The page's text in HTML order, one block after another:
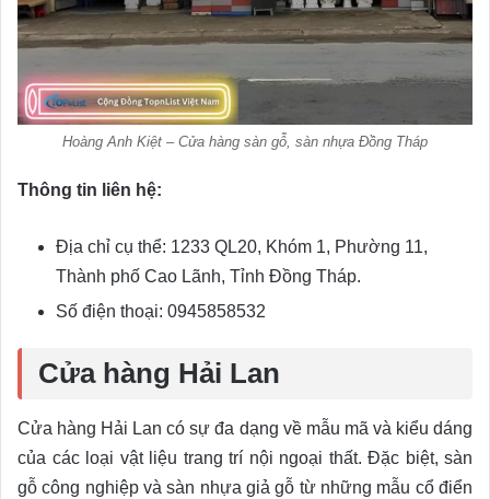
Hoàng Anh Kiệt – Cửa hàng sàn gỗ, sàn nhựa Đồng Tháp
Thông tin liên hệ:
Địa chỉ cụ thể: 1233 QL20, Khóm 1, Phường 11,
Thành phố Cao Lãnh, Tỉnh Đồng Tháp.
Số điện thoại: 0945858532
Cửa hàng Hải Lan
Cửa hàng Hải Lan có sự đa dạng về mẫu mã và kiểu dáng
của các loại vật liệu trang trí nội ngoại thất. Đặc biệt, sàn
gỗ công nghiệp và sàn nhựa giả gỗ từ những mẫu cổ điển